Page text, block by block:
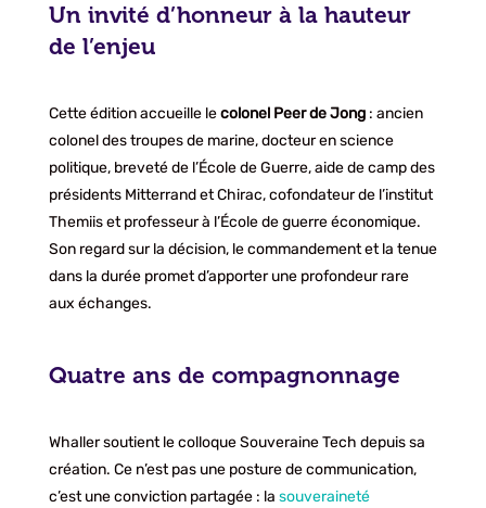
Un invité d’honneur à la hauteur
de l’enjeu
Cette édition accueille lecolonel Peer de Jong: ancien
colonel des troupes de marine, docteur en science
politique, breveté de l’École de Guerre, aide de camp des
présidents Mitterrand et Chirac, cofondateur de l’institut
Themiis et professeur à l’École de guerre économique.
Son regard sur la décision, le commandement et la tenue
dans la durée promet d’apporter une profondeur rare
aux échanges.
Quatre ans de compagnonnage
Whaller soutient le colloque Souveraine Tech depuis sa
création. Ce n’est pas une posture de communication,
c’est une conviction partagée : la souveraineté